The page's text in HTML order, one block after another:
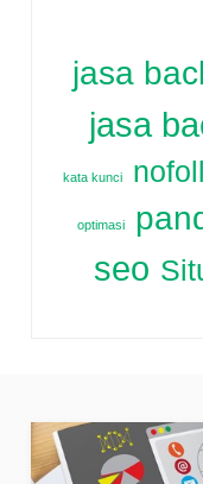
jasa
jasa
kata kunci
optimasi
seo